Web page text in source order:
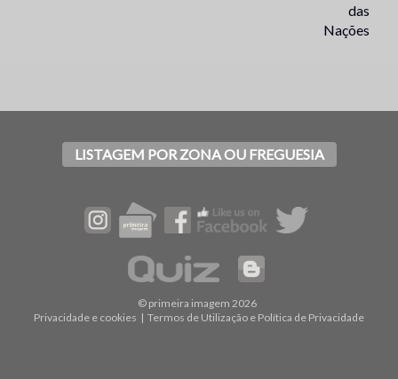
das
Nações
LISTAGEM POR ZONA OU FREGUESIA
© primeira imagem 2026
Privacidade e cookies | Termos de Utilização e Política de Privacidade